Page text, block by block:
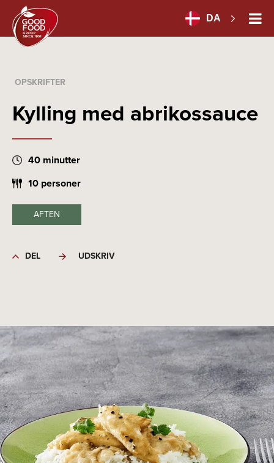
DA
OPSKRIFTER
Kylling med abrikossauce
40 minutter
10 personer
AFTEN
DEL UDSKRIV